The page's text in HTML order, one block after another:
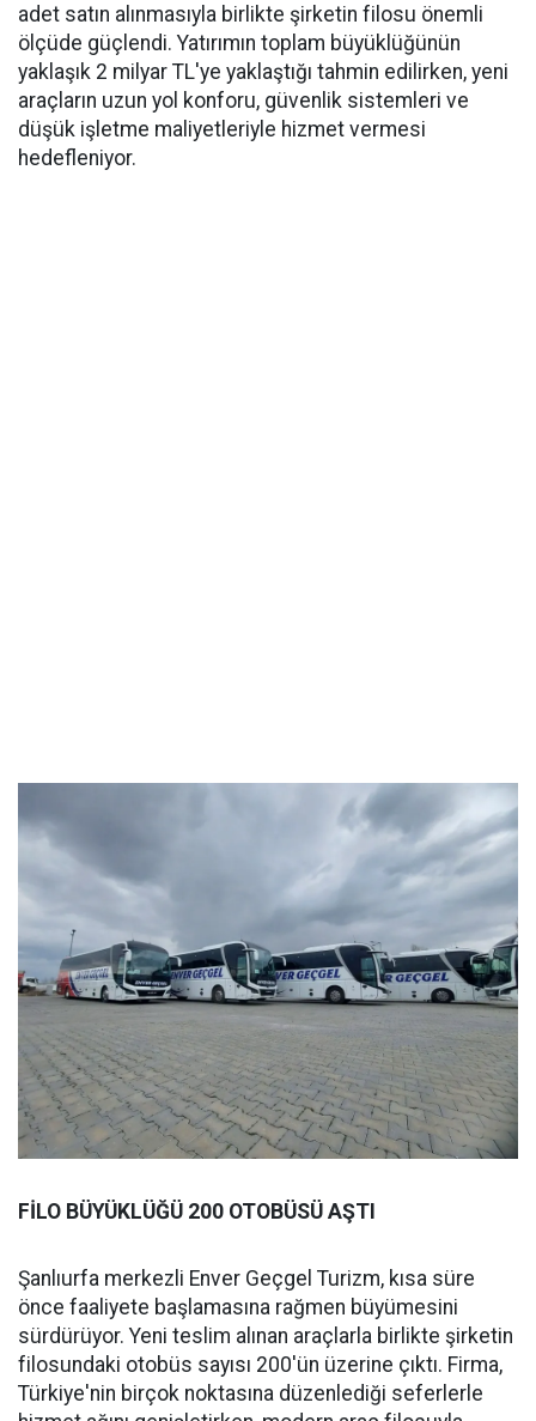
adet satın alınmasıyla birlikte şirketin filosu önemli
ölçüde güçlendi. Yatırımın toplam büyüklüğünün
yaklaşık 2 milyar TL'ye yaklaştığı tahmin edilirken, yeni
araçların uzun yol konforu, güvenlik sistemleri ve
düşük işletme maliyetleriyle hizmet vermesi
hedefleniyor.
FİLO BÜYÜKLÜĞÜ 200 OTOBÜSÜ AŞTI
Şanlıurfa merkezli Enver Geçgel Turizm, kısa süre
önce faaliyete başlamasına rağmen büyümesini
sürdürüyor. Yeni teslim alınan araçlarla birlikte şirketin
filosundaki otobüs sayısı 200'ün üzerine çıktı. Firma,
Türkiye'nin birçok noktasına düzenlediği seferlerle